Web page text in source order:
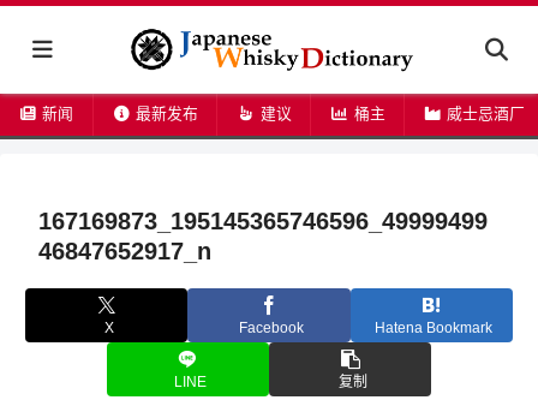
新闻 最新发布 建议 桶主 威士忌酒厂
167169873_195145365746596_49999499
46847652917_n
X Facebook Hatena Bookmark
LINE 复制